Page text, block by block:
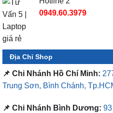
0949.60.3979
Địa Chỉ Shop
📌 Chi Nhánh Hồ Chí Minh:
Trung Sơn, Bình Chánh,
📌 Chi Nhánh Bình Dương: